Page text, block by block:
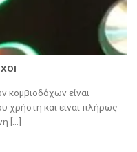
κομβιοδόχων είναι
χρήστη και είναι πλήρως
[...]